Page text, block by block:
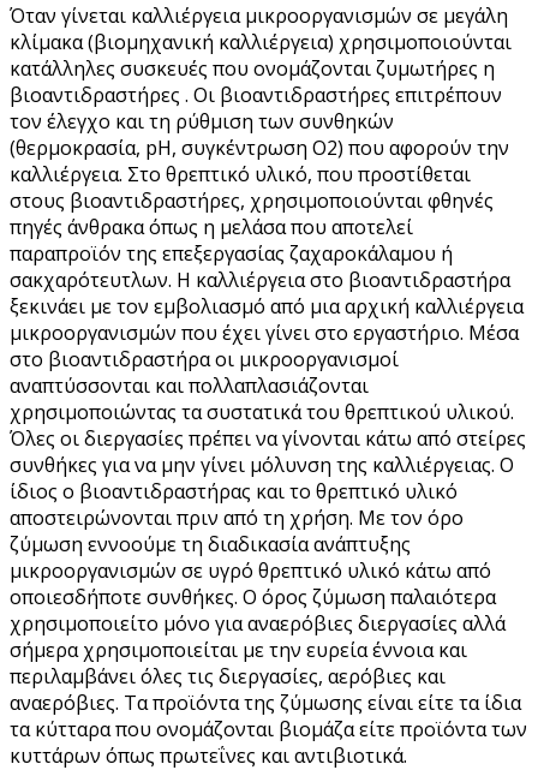
Όταν γίνεται καλλιέργεια μικροοργανισμών σε μεγάλη
κλίμακα (βιομηχανική καλλιέργεια) χρησιμοποιούνται
κατάλληλες συσκευές που ονομάζονται ζυμωτήρες η
βιοαντιδραστήρες . Οι βιοαντιδραστήρες επιτρέπουν
τον έλεγχο και τη ρύθμιση των συνθηκών
(θερμοκρασία, pH, συγκέντρωση Ο2) που αφορούν την
καλλιέργεια. Στο θρεπτικό υλικό, που προστίθεται
στους βιοαντιδραστήρες, χρησιμοποιούνται φθηνές
πηγές άνθρακα όπως η μελάσα που αποτελεί
παραπροϊόν της επεξεργασίας ζαχαροκάλαμου ή
σακχαρότευτλων. Η καλλιέργεια στο βιοαντιδραστήρα
ξεκινάει με τον εμβολιασμό από μια αρχική καλλιέργεια
μικροοργανισμών που έχει γίνει στο εργαστήριο. Μέσα
στο βιοαντιδραστήρα οι μικροοργανισμοί
αναπτύσσονται και πολλαπλασιάζονται
χρησιμοποιώντας τα συστατικά του θρεπτικού υλικού.
Όλες οι διεργασίες πρέπει να γίνονται κάτω από στείρες
συνθήκες για να μην γίνει μόλυνση της καλλιέργειας. Ο
ίδιος ο βιοαντιδραστήρας και το θρεπτικό υλικό
αποστειρώνονται πριν από τη χρήση. Με τον όρο
ζύμωση εννοούμε τη διαδικασία ανάπτυξης
μικροοργανισμών σε υγρό θρεπτικό υλικό κάτω από
οποιεσδήποτε συνθήκες. Ο όρος ζύμωση παλαιότερα
χρησιμοποιείτο μόνο για αναερόβιες διεργασίες αλλά
σήμερα χρησιμοποιείται με την ευρεία έννοια και
περιλαμβάνει όλες τις διεργασίες, αερόβιες και
αναερόβιες. Τα προϊόντα της ζύμωσης είναι είτε τα ίδια
τα κύτταρα που ονομάζονται βιομάζα είτε προϊόντα των
κυττάρων όπως πρωτεΐνες και αντιβιοτικά.